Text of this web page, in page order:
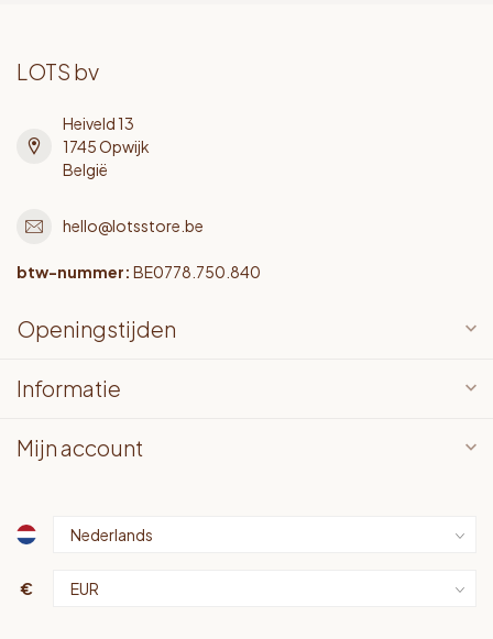
LOTS bv
Heiveld 13
1745 Opwijk
België
hello@lotsstore.be
btw-nummer: BE0778.750.840
Openingstijden
Informatie
Mijn account
€